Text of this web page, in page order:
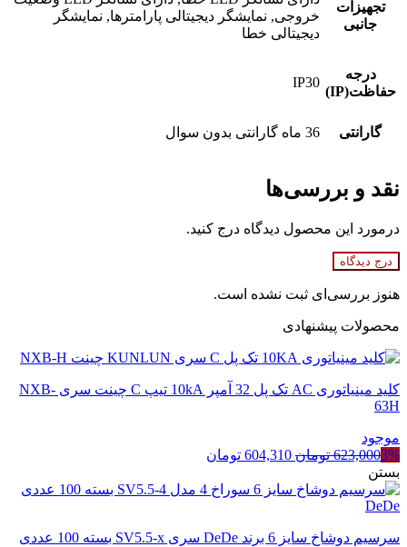
تجهیزات
جانبی
خروجی, نمایشگر دیجیتالی پارامترها, نمایشگر
دیجیتالی خطا
درجه
حفاظت(IP)
IP30
گارانتی 36 ماه گارانتی بدون سوال
نقد و بررسی‌ها
درمورد این محصول دیدگاه درج کنید.
درج دیدگاه
هنوز بررسی‌ای ثبت نشده است.
محصولات پیشنهادی
کلید مینیاتوری AC تک پل 32 آمپر 10kA تیپ C چینت سری NXB-
63H
موجود
3%
623,000 تومان قیمت
623,000 تومان
604,310 تومان
604,310 تومان
بستن
سرسیم دوشاخ سایز 6 برند DeDe سری SV5.5-x بسته 100 عددی